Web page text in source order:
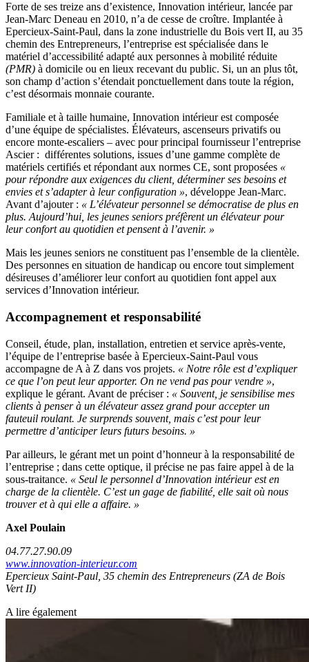
Forte de ses treize ans d’existence, Innovation intérieur, lancée par
Jean-Marc Deneau en 2010, n’a de cesse de croître. Implantée à
Epercieux-Saint-Paul, dans la zone industrielle du Bois vert II, au 35
chemin des Entrepreneurs, l’entreprise est spécialisée dans le
matériel d’accessibilité adapté aux personnes à mobilité réduite
(PMR) à domicile ou en lieux recevant du public. Si, un an plus tôt,
son champ d’action s’étendait ponctuellement dans toute la région,
c’est désormais monnaie courante.
Familiale et à taille humaine, Innovation intérieur est composée
d’une équipe de spécialistes. Élévateurs, ascenseurs privatifs ou
encore monte-escaliers – avec pour principal fournisseur l’entreprise
Ascier : différentes solutions, issues d’une gamme complète de
matériels certifiés et répondant aux normes CE, sont proposées «
pour répondre aux exigences du client, déterminer ses besoins et
envies et s’adapter à leur configuration », développe Jean-Marc.
Avant d’ajouter : « L’élévateur personnel se démocratise de plus en
plus. Aujourd’hui, les jeunes seniors préfèrent un élévateur pour
leur confort au quotidien et pensent à l’avenir. »
Mais les jeunes seniors ne constituent pas l’ensemble de la clientèle.
Des personnes en situation de handicap ou encore tout simplement
désireuses d’améliorer leur confort au quotidien font appel aux
services d’Innovation intérieur.
Accompagnement et responsabilité
Conseil, étude, plan, installation, entretien et service après-vente,
l’équipe de l’entreprise basée à Epercieux-Saint-Paul vous
accompagne de A à Z dans vos projets. « Notre rôle est d’expliquer
ce que l’on peut leur apporter. On ne vend pas pour vendre »,
explique le gérant. Avant de préciser : « Souvent, je sensibilise mes
clients à penser à un élévateur assez grand pour accepter un
fauteuil roulant. Je surprends souvent, mais c’est pour leur
permettre d’anticiper leurs futurs besoins. »
Par ailleurs, le gérant met un point d’honneur à la responsabilité de
l’entreprise ; dans cette optique, il précise ne pas faire appel à de la
sous-traitance. « Seul le personnel d’Innovation intérieur est en
charge de la clientèle. C’est un gage de fiabilité, elle sait où nous
trouver et à qui elle a affaire. »
Axel Poulain
04.77.27.90.09
www.innovation-interieur.com
Epercieux Saint-Paul, 35 chemin des Entrepreneurs (ZA de Bois
Vert II)
A lire également